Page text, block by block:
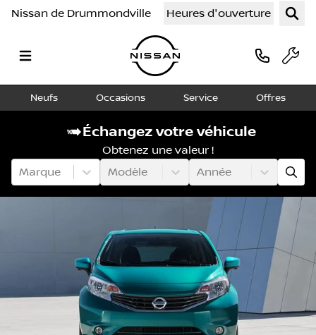
Nissan de Drummondville Heures d'ouverture
Neufs Occasions Service Offres
Échangez votre véhicule
Obtenez une valeur !
Marque
Modèle Année